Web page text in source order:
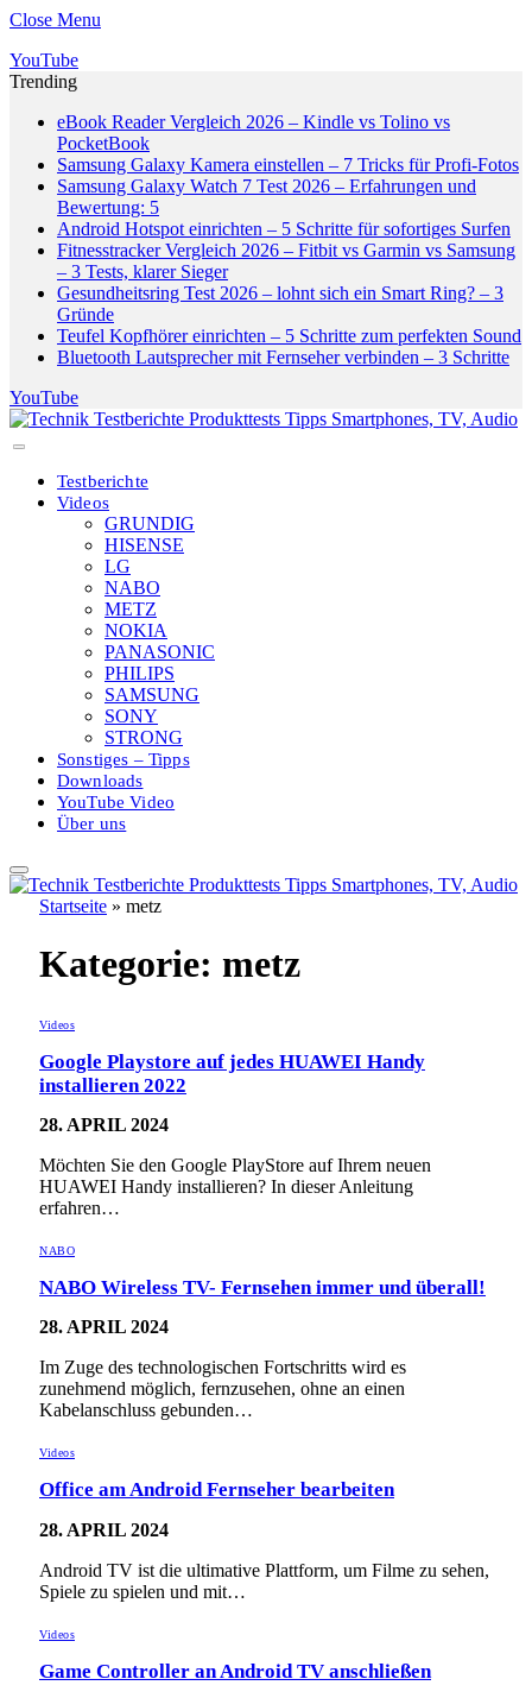
Close Menu
YouTube
Trending
eBook Reader Vergleich 2026 – Kindle vs Tolino vs
PocketBook
Samsung Galaxy Kamera einstellen – 7 Tricks für Profi-Fotos
Samsung Galaxy Watch 7 Test 2026 – Erfahrungen und
Bewertung: 5
Android Hotspot einrichten – 5 Schritte für sofortiges Surfen
Fitnesstracker Vergleich 2026 – Fitbit vs Garmin vs Samsung
– 3 Tests, klarer Sieger
Gesundheitsring Test 2026 – lohnt sich ein Smart Ring? – 3
Gründe
Teufel Kopfhörer einrichten – 5 Schritte zum perfekten Sound
Bluetooth Lautsprecher mit Fernseher verbinden – 3 Schritte
YouTube
Testberichte
Videos
GRUNDIG
HISENSE
LG
NABO
METZ
NOKIA
PANASONIC
PHILIPS
SAMSUNG
SONY
STRONG
Sonstiges – Tipps
Downloads
YouTube Video
Über uns
Startseite » metz
Kategorie: metz
Videos
Google Playstore auf jedes HUAWEI Handy
installieren 2022
28. APRIL 2024
Möchten Sie den Google PlayStore auf Ihrem neuen
HUAWEI Handy installieren? In dieser Anleitung
erfahren…
NABO
NABO Wireless TV- Fernsehen immer und überall!
28. APRIL 2024
Im Zuge des technologischen Fortschritts wird es
zunehmend möglich, fernzusehen, ohne an einen
Kabelanschluss gebunden…
Videos
Office am Android Fernseher bearbeiten
28. APRIL 2024
Android TV ist die ultimative Plattform, um Filme zu sehen,
Spiele zu spielen und mit…
Videos
Game Controller an Android TV anschließen